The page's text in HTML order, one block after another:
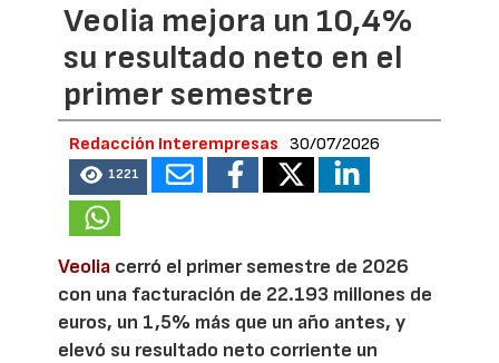
Veolia mejora un 10,4%
su resultado neto en el
primer semestre
Redacción Interempresas 30/07/2026
1221
Veolia cerró el primer semestre de 2026
con una facturación de 22.193 millones de
euros, un 1,5% más que un año antes, y
elevó su resultado neto corriente un